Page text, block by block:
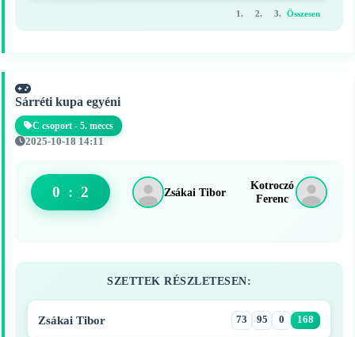
1. 2. 3. Összesen
Sárréti kupa egyéni
C csoport - 5. meccs
2025-10-18 14:11
Zsákai Tibor
0 : 2
Kotroczó
Ferenc
SZETTEK RÉSZLETESEN:
Zsákai Tibor 73 95 0 168